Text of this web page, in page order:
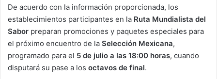
De acuerdo con la información proporcionada, los
establecimientos participantes en la Ruta Mundialista del
Sabor preparan promociones y paquetes especiales para
el próximo encuentro de la Selección Mexicana,
programado para el 5 de julio a las 18:00 horas, cuando
disputará su pase a los octavos de final.